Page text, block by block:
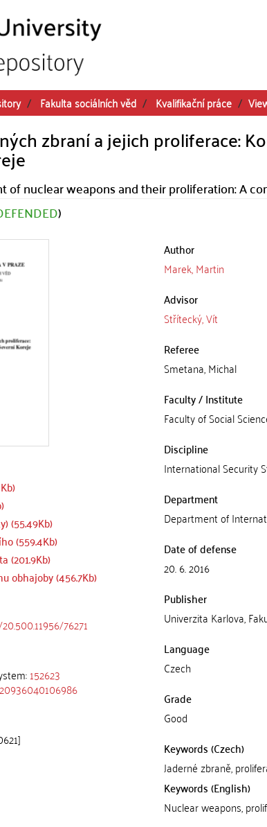
Fakulta sociálních věd Kvalifikační práce
zbraní a jejich proliferace:
of nuclear weapons and their proliferation: A
)
(55.49Kb)
(559.4Kb)
(201.9Kb)
obhajoby (456.7Kb)
76271
152623
Author
Marek, Martin
Advisor
Střítecký, Vít
Referee
Smetana, Michal
Faculty / Institute
Faculty of Social
Discipline
International Security
Department
Department of
Date of defense
20. 6. 2016
Publisher
Univerzita Karlova,
Language
Czech
Grade
Good
Keywords (Czech)
Jaderné zbraně,
Keywords (English)
Nuclear weapons,